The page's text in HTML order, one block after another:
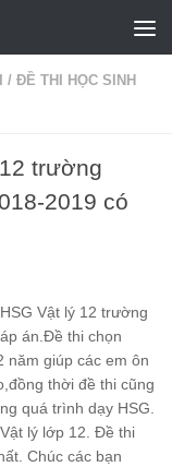
/ ĐỀ THI HỌC SINH
trường
2019 có
Vật lý 12 trường
án.Đề thi chọn
năm giúp các em ôn
thời đề thi cũng
quá trình dạy HSG.
lý lớp 12. Đề thi
Chúc các bạn